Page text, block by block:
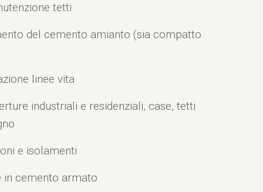
tetti
del cemento amianto (sia compatto
linee vita
industriali e residenziali, case, tetti
e isolamenti
in cemento armato